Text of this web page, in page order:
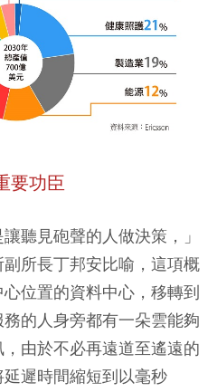
要功臣
聽見砲聲的人做決策，」
所長丁邦安比喻，這項概
位置的資料中心，移轉到
的人身旁都有一朵雲能夠
由於不必再遠道至遙遠的
遲時間縮短到以毫秒